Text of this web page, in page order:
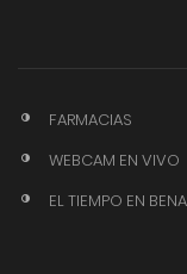
FARMACIAS
WEBCAM EN VIVO
EL TIEMPO EN